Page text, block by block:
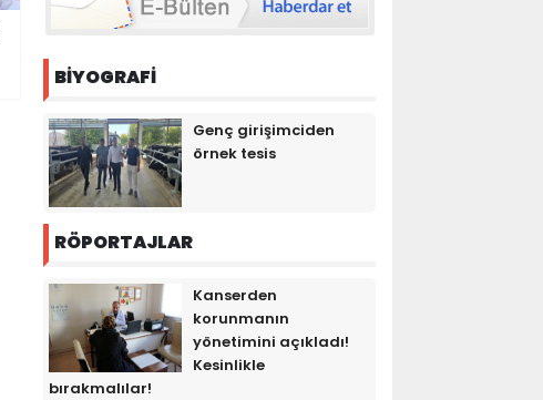
BİYOGRAFİ
Genç girişimciden
örnek tesis
RÖPORTAJLAR
Kanserden
korunmanın
yönetimini açıkladı!
Kesinlikle
bırakmalılar!